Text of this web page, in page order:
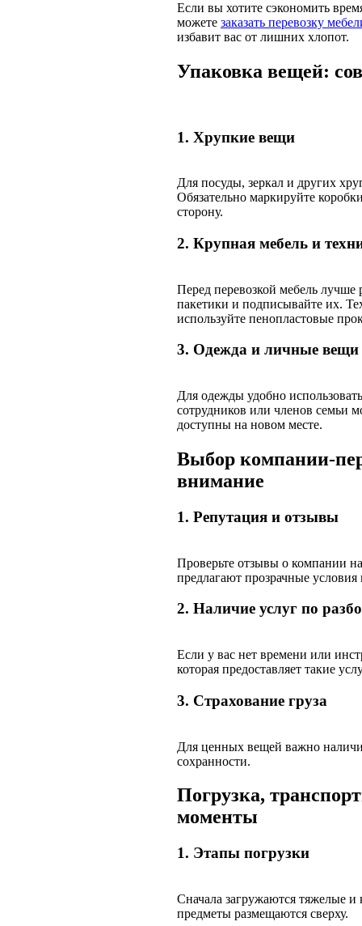
Если вы хотите сэкономить
можете заказать перевозку
избавит вас от лишних хлопот.
Упаковка вещей:
1. Хрупкие вещи
Для посуды, зеркал и других
Обязательно маркируйте
сторону.
2. Крупная мебель и
Перед перевозкой мебель лучше
пакетики и подписывайте их.
используйте пенопластовые
3. Одежда и личные вещи
Для одежды удобно
сотрудников или членов семьи
доступны на новом месте.
Выбор компании-
внимание
1. Репутация и отзывы
Проверьте отзывы о компании
предлагают прозрачные
2. Наличие услуг по
Если у вас нет времени или
которая предоставляет такие
3. Страхование груза
Для ценных вещей важно
сохранности.
Погрузка,
моменты
1. Этапы погрузки
Сначала загружаются тяжелые
предметы размещаются сверху.